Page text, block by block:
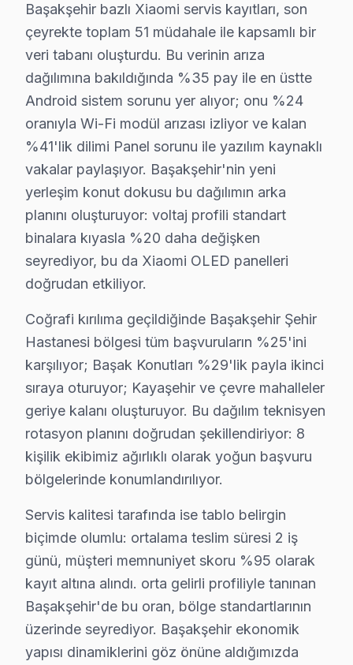
Şahintepe, sakinlerinin Xiaomi televizyon'lerinde
Şamlar'da Xiaomi TV Servisi
Şamlar Mahallesi'nde, Xiaomi TV'lerde en sık
Ziya Gökalp'te Xiaomi TV Servisi
Ziya Gökalp Mahallesi'nde Xiaomi panel'lerde
Xiaomi Tamir mi, Değişim mi? Rehber
Xiaomi ekran tamir fiyatları, Başakşehir bölgesinde
Anakart tamiri fiyatları ise model serisine göre
Fiyatları etkileyen en önemli faktörler arasında
Başakşehir'de Fabrika Servis Neden Tercih
Fabrika Servis, Başakşehir'de Xiaomi televizyon
Fabrika Servis'in sağladığı avantajlar ise oldukça
Sonuç olarak, Başakşehir'de Xiaomi TV tamir
Başakşehir Xiaomi servis - TV Tamiri
Başakşehir'da Xiaomi televizyon ünitesi'de "ekran
Fabrika Servis 25+ sertifikalı teknisyen kişilik ekibiyle
Neden Başakşehir'de Xiaomi teknik desteği
Başakşehir Xiaomi TV Ekran Anakart Profesyonel Servis ve
Başakşehir'da Xiaomi televizyon'niz bozulduğunda
• Başakşehir'de 25+ sertifikalı teknisyen Xiaomi
• Başakşehir'de sadece orijinal parça kullanıyoruz.
Başakşehir bazlı Xiaomi servis kayıtları, son
çeyrekte toplam 51 müdahale ile kapsamlı bir
veri tabanı oluşturdu. Bu verinin arıza
dağılımına bakıldığında %35 pay ile en üstte
Android sistem sorunu yer alıyor; onu %24
oranıyla Wi-Fi modül arızası izliyor ve kalan
%41'lik dilimi Panel sorunu ile yazılım kaynaklı
vakalar paylaşıyor. Başakşehir'nin yeni
yerleşim konut dokusu bu dağılımın arka
planını oluşturuyor: voltaj profili standart
binalara kıyasla %20 daha değişken
seyrediyor, bu da Xiaomi OLED panelleri
doğrudan etkiliyor.
Coğrafi kırılıma geçildiğinde Başakşehir Şehir
Hastanesi bölgesi tüm başvuruların %25'ini
karşılıyor; Başak Konutları %29'lik payla ikinci
sıraya oturuyor; Kayaşehir ve çevre mahalleler
geriye kalanı oluşturuyor. Bu dağılım teknisyen
rotasyon planını doğrudan şekillendiriyor: 8
kişilik ekibimiz ağırlıklı olarak yoğun başvuru
bölgelerinde konumlandırılıyor.
Servis kalitesi tarafında ise tablo belirgin
biçimde olumlu: ortalama teslim süresi 2 iş
günü, müşteri memnuniyet skoru %95 olarak
kayıt altına alındı. orta gelirli profiliyle tanınan
Başakşehir'de bu oran, bölge standartlarının
üzerinde seyrediyor. Başakşehir ekonomik
yapısı dinamiklerini göz önüne aldığımızda